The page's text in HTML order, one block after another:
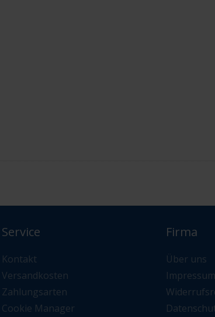
Service
Kontakt
Versandkosten
Zahlungsarten
Cookie Manager
Firma
Über uns
Impressum